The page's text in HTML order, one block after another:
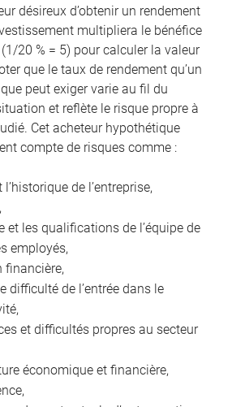
désireux d’obtenir un rendement
multipliera le bénéfice
20 % = 5) pour calculer la valeur
que le taux de rendement qu’un
peut exiger varie au fil du
et reflète le risque propre à
Cet acheteur hypothétique
compte de risques comme :
de l’entreprise,
et les qualifications de l’équipe de
employés,
financière,
difficulté de l’entrée dans le
et difficultés propres au secteur
économique et financière,